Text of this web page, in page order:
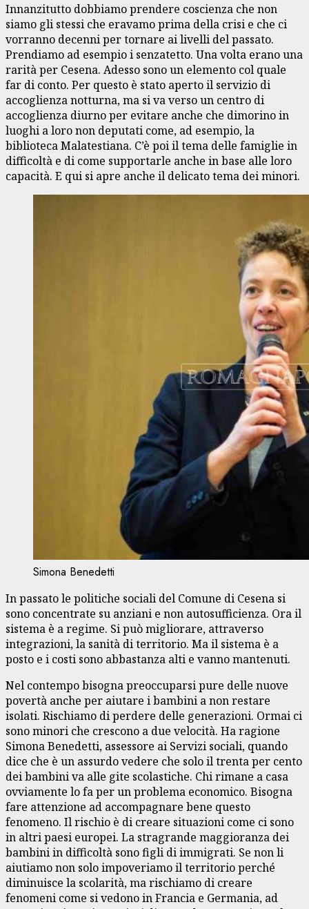
Innanzitutto dobbiamo prendere coscienza che non
siamo gli stessi che eravamo prima della crisi e che ci
vorranno decenni per tornare ai livelli del passato.
Prendiamo ad esempio i senzatetto. Una volta erano una
rarità per Cesena. Adesso sono un elemento col quale
far di conto. Per questo è stato aperto il servizio di
accoglienza notturna, ma si va verso un centro di
accoglienza diurno per evitare anche che dimorino in
luoghi a loro non deputati come, ad esempio, la
biblioteca Malatestiana. C’è poi il tema delle famiglie in
difficoltà e di come supportarle anche in base alle loro
capacità. E qui si apre anche il delicato tema dei minori.
Simona Benedetti
In passato le politiche sociali del Comune di Cesena si
sono concentrate su anziani e non autosufficienza. Ora il
sistema è a regime. Si può migliorare, attraverso
integrazioni, la sanità di territorio. Ma il sistema è a
posto e i costi sono abbastanza alti e vanno mantenuti.
Nel contempo bisogna preoccuparsi pure delle nuove
povertà anche per aiutare i bambini a non restare
isolati. Rischiamo di perdere delle generazioni. Ormai ci
sono minori che crescono a due velocità. Ha ragione
Simona Benedetti, assessore ai Servizi sociali, quando
dice che è un assurdo vedere che solo il trenta per cento
dei bambini va alle gite scolastiche. Chi rimane a casa
ovviamente lo fa per un problema economico. Bisogna
fare attenzione ad accompagnare bene questo
fenomeno. Il rischio è di creare situazioni come ci sono
in altri paesi europei. La stragrande maggioranza dei
bambini in difficoltà sono figli di immigrati. Se non li
aiutiamo non solo impoveriamo il territorio perché
diminuisce la scolarità, ma rischiamo di creare
fenomeni come si vedono in Francia e Germania, ad